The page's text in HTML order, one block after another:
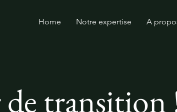
Home Notre expertise A
de transition